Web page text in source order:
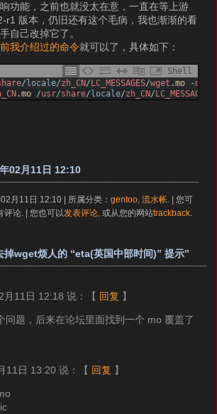
功能，之前也就没太在意，一直在等上游
r1 版本，仍旧还有这个毛病，我也渐渐的看
自己改掉它了。
我介绍过的命令就可以了，具体如下：
Shell
/ locale/zh_CN/ LC_MESSAGES/wget .mo -o
.mo /usr/share/ locale/zh_CN/ LC_MESSAGES
02月11日 12:10
月11日 12:10 | 所属分类：gentoo ,流水帐 . | 您可
评论. | 您也可以 发表评论 , 或从您的网站trackback
掉wget烦人的 “eta(英国中部时间)” 提示”
11日 12:18 说： 【 回复 】
问题，后来在论坛里面找到一个 mo 覆盖了
11日 13:20 说： 【 回复 】